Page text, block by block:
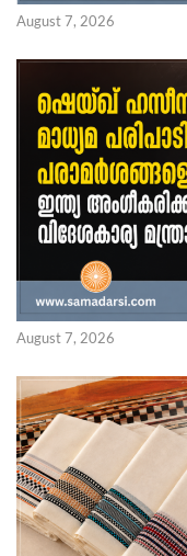
August 7, 2026
August 7, 2026